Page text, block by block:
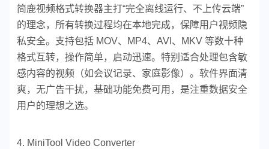
简鹿视频格式转换器主打“完全离线运行、不上传云端”
的理念，所有转换过程均在本地完成，保障用户视频隐
私安全。支持包括 MOV、MP4、AVI、MKV 等数十种
格式互转，操作简单，启动迅速。特别适合处理包含敏
感内容的视频（如会议记录、家庭影像）。软件界面清
爽，无广告干扰，基础功能免费可用，是注重数据安全
用户的理想之选。
4. MiniTool Video Converter